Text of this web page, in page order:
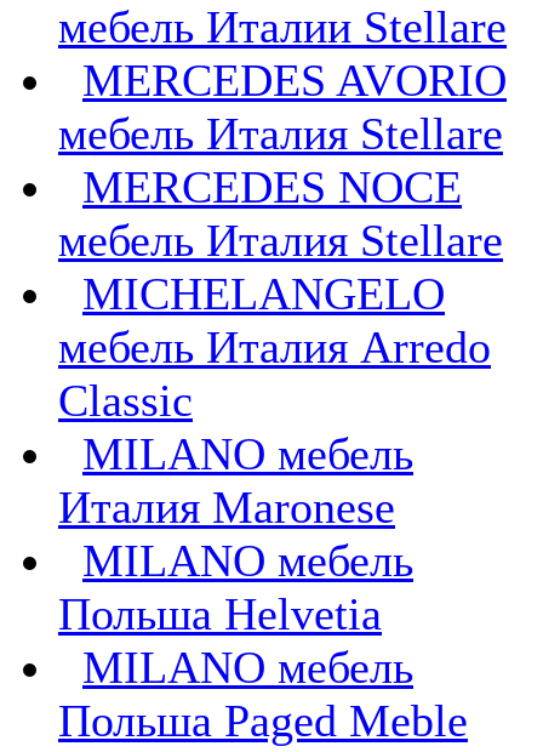
мебель Италии Stellare
MERCEDES AVORIO
мебель Италия Stellare
MERCEDES NOCE
мебель Италия Stellare
MICHELANGELO
мебель Италия Arredo
Classic
MILANO мебель
Италия Maronese
MILANO мебель
Польша Helvetia
MILANO мебель
Польша Paged Meble